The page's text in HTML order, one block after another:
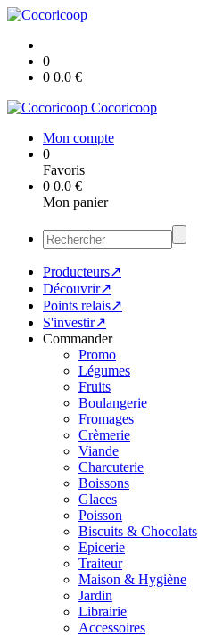
0
0 0.0 €
Cocoricoop
Mon compte
0
Favoris
0 0.0 €
Mon panier
Producteurs↗
Découvrir↗
Points relais↗
S'investir↗
Commander
Promo
Légumes
Fruits
Boulangerie
Fromages
Crèmerie
Viande
Charcuterie
Boissons
Glaces
Poisson
Biscuits & Chocolats
Epicerie
Traiteur
Maison & Hygiène
Jardin
Librairie
Accessoires